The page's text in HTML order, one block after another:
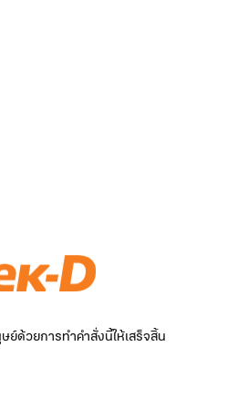
ด้วยการทำคำสั่งนี้ให้เสร็จสิ้น